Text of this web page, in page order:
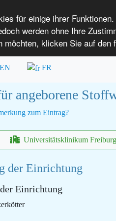
für einige ihrer
werden ohne Ihre
klicken Sie auf den
mit
Über uns
EN FR
angeborene
zum Eintrag?
Universitätsklinikum Freiburg
der Einrichtung
Einrichtung